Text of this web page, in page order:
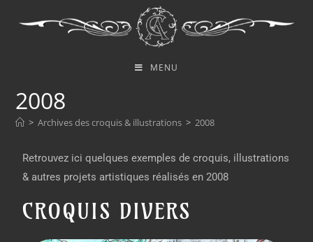
MENU
2008
> Archives des croquis & illustrations > 2008
Retrouvez ici quelques exemples de croquis, illustrations
& autres projets artistiques réalisés en 2008
CROQUIS DIVERS